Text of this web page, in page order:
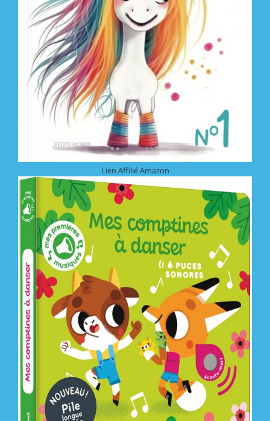
Lien Affilié Amazon